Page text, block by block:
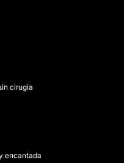
cirugia
encantada